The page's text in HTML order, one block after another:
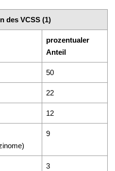
des VCSS (1)
prozentualer
Anteil
50
22
12
9
3